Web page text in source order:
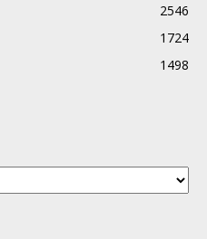
2546
1724
1498